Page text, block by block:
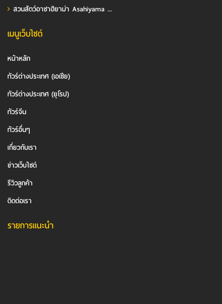
สวนสัตว์อาซาฮิยาม่า Asahiyama ...
เมนูเว็บไซต์
หน้าหลัก
ทัวร์ต่างประเทศ (เอเชีย)
ทัวร์ต่างประเทศ (ยุโรป)
ทัวร์จีน
ทัวร์อื่นๆ
เกี่ยวกับเรา
ข่าวเว็บไซต์
รีวิวลูกค้า
ติดต่อเรา
รายการแนะนำ